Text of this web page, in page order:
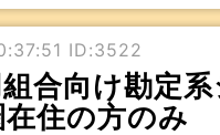
ID:3522
組合向け勘定
住の方のみ